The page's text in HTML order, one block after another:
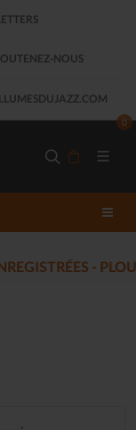
NOUS
0
DU JAZZ FONT